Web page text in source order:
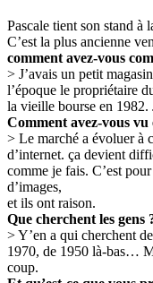
Pascale tient son stand à
C’est la plus ancienne
comment avez-vous
> J’avais un petit
l’époque le propriétaire
la vieille bourse en 1982.
Comment avez-vous vu
> Le marché a évoluer à
d’internet. ça devient
comme je fais. C’est
d’images,
et ils ont raison.
Que cherchent les gens
> Y’en a qui cherchent
1970, de 1950 là-bas…
coup.